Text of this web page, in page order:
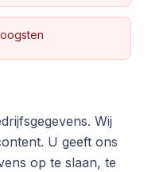
Wij
U geeft ons
op te slaan, te